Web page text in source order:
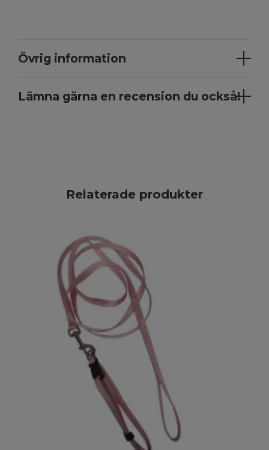
Övrig information
Lämna gärna en recension du också!